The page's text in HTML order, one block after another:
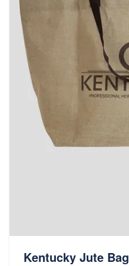
Kentucky Jute Bag